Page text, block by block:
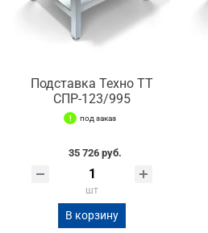
Подставка Техно ТТ
СПР-123/995
под заказ
35 726 руб.
шт
В корзину